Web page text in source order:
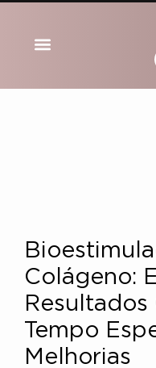
Colágeno:
Resultados
Tempo
Melhorias